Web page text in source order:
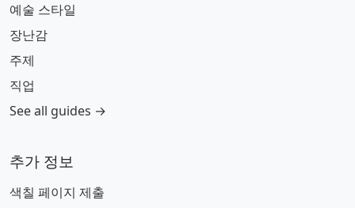
예술 스타일
장난감
주제
직업
See all guides →
추가 정보
색칠 페이지 제출